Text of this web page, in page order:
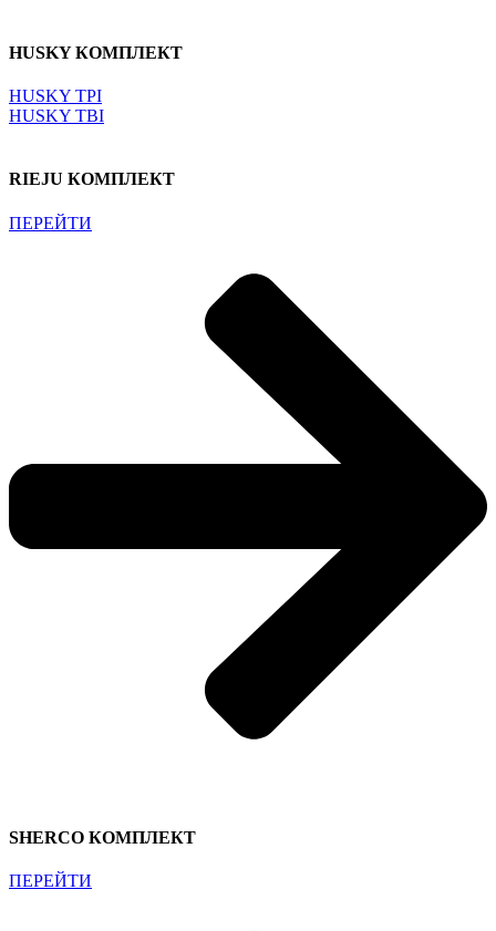
HUSKY КОМПЛЕКТ
HUSKY TPI
HUSKY TBI
RIEJU КОМПЛЕКТ
ПЕРЕЙТИ
SHERCO КОМПЛЕКТ
ПЕРЕЙТИ